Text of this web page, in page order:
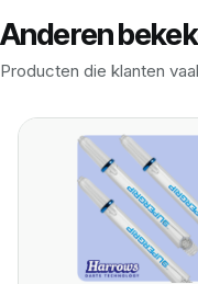
Anderen
Producten die klanten